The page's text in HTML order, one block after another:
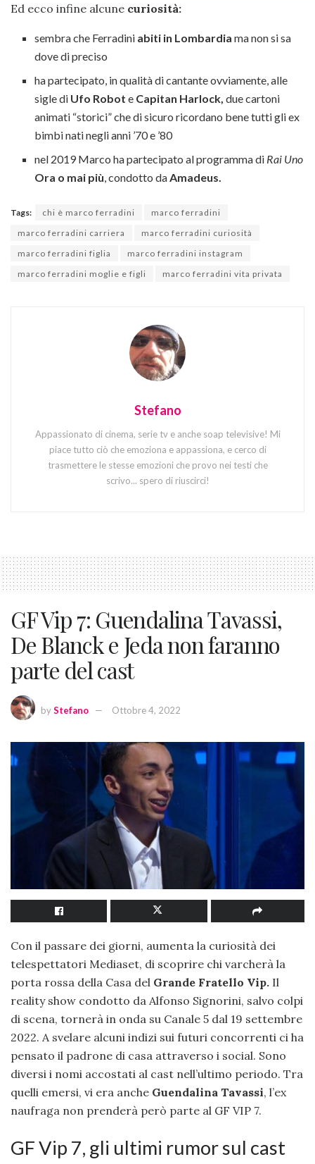
Ed ecco infine alcune curiosità:
sembra che Ferradini abiti in Lombardia ma non si sa
dove di preciso
ha partecipato, in qualità di cantante ovviamente, alle
sigle di Ufo Robot e Capitan Harlock, due cartoni
animati “storici” che di sicuro ricordano bene tutti gli ex
bimbi nati negli anni ’70 e ’80
nel 2019 Marco ha partecipato al programma di Rai Uno
Ora o mai più , condotto da Amadeus.
Tags: chi è marco ferradini
marco ferradini
marco ferradini carriera
marco ferradini curiosità
marco ferradini figlia
marco ferradini instagram
marco ferradini moglie e figli
marco ferradini vita privata
Stefano
Appassionato di cinema, serie tv e anche soap televisive! Mi
piace tutto ciò che emoziona e appassiona, e cerco di
trasmettere le stesse emozioni che provo nei testi che
scrivo... spero di riuscirci!
GF Vip 7: Guendalina Tavassi,
De Blanck e Jeda non faranno
parte del cast
byStefano Ottobre 4, 2022
Con il passare dei giorni, aumenta la curiosità dei
telespettatori Mediaset, di scoprire chi varcherà la
porta rossa della Casa del Grande Fratello Vip. Il
reality show condotto da Alfonso Signorini, salvo colpi
di scena, tornerà in onda su Canale 5 dal 19 settembre
2022. A svelare alcuni indizi sui futuri concorrenti ci ha
pensato il padrone di casa attraverso i social. Sono
diversi i nomi accostati al cast nell’ultimo periodo. Tra
quelli emersi, vi era anche Guendalina Tavassi, l’ex
naufraga non prenderà però parte al GF VIP 7.
GF Vip 7, gli ultimi rumor sul cast